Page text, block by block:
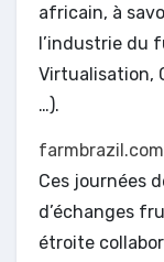
africain, à
l’industrie du
Virtualisation,
…).
Ces journées
d’échanges
étroite